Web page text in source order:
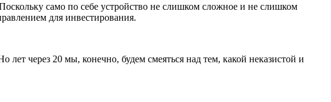
само по себе устройство не слишком сложное и не слишком
для инвестирования.
лет через 20 мы, конечно, будем смеяться над тем, какой неказистой и